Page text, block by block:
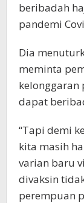
beribadah
pandemi
Dia
meminta
kelonggaran
dapat
“Tapi demi
kita masih
varian baru
divaksin
perempuan